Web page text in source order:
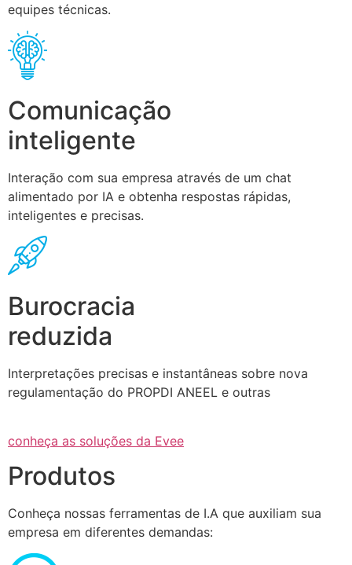
equipes técnicas.
Comunicação
inteligente
Interação com sua empresa através de um chat
alimentado por IA e obtenha respostas rápidas,
inteligentes e precisas.
Burocracia
reduzida
Interpretações precisas e instantâneas sobre nova
regulamentação do PROPDI ANEEL e outras
conheça as soluções da Evee
Produtos
Conheça nossas ferramentas de I.A que auxiliam sua
empresa em diferentes demandas: